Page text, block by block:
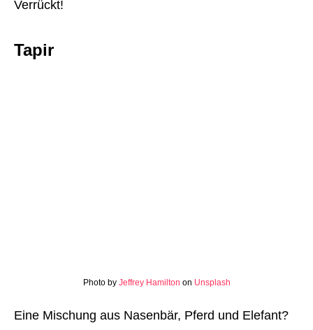
Verrückt!
Tapir
Photo by Jeffrey Hamilton on Unsplash
Eine Mischung aus Nasenbär, Pferd und Elefant?